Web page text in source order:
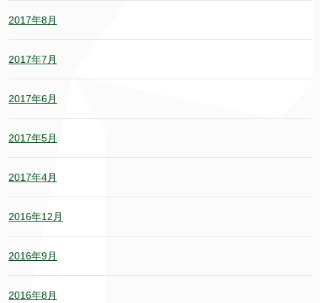
2017年8月
2017年7月
2017年6月
2017年5月
2017年4月
2016年12月
2016年9月
2016年8月